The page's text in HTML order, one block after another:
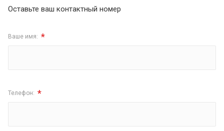
Оставьте ваш контактный номер
Ваше имя: *
Телефон: *